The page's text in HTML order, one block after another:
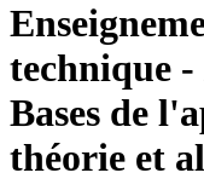
technique -
Bases de
théorie et